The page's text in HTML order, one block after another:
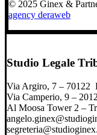
© 2025 Ginex &
agency deraweb
Studio Legale
Via Argiro, 7 – 70122
Via Camperio, 9 –
Al Moosa Tower 2 –